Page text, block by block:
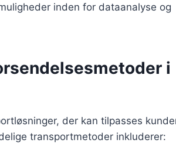
inden for dataanalyse og
i
der kan tilpasses
transportmetoder inkluderer: